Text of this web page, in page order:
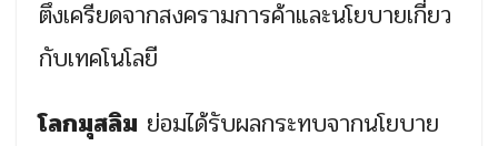
ตึงเครียดจากสงครามการค้าและนโยบายเกี่ยว
กับเทคโนโลยี
โลกมุสลิม ย่อมได้รับผลกระทบจากนโยบาย